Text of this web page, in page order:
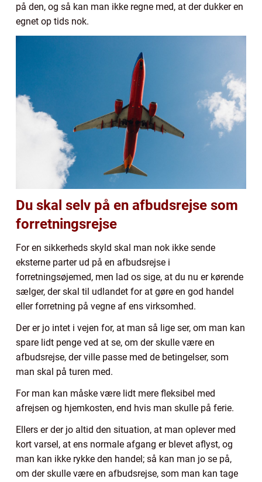
på den, og så kan man ikke regne med, at der dukker en
egnet op tids nok.
Du skal selv på en afbudsrejse som
forretningsrejse
For en sikkerheds skyld skal man nok ikke sende
eksterne parter ud på en afbudsrejse i
forretningsøjemed, men lad os sige, at du nu er kørende
sælger, der skal til udlandet for at gøre en god handel
eller forretning på vegne af ens virksomhed.
Der er jo intet i vejen for, at man så lige ser, om man kan
spare lidt penge ved at se, om der skulle være en
afbudsrejse, der ville passe med de betingelser, som
man skal på turen med.
For man kan måske være lidt mere fleksibel med
afrejsen og hjemkosten, end hvis man skulle på ferie.
Ellers er der jo altid den situation, at man oplever med
kort varsel, at ens normale afgang er blevet aflyst, og
man kan ikke rykke den handel; så kan man jo se på,
om der skulle være en afbudsrejse, som man kan tage